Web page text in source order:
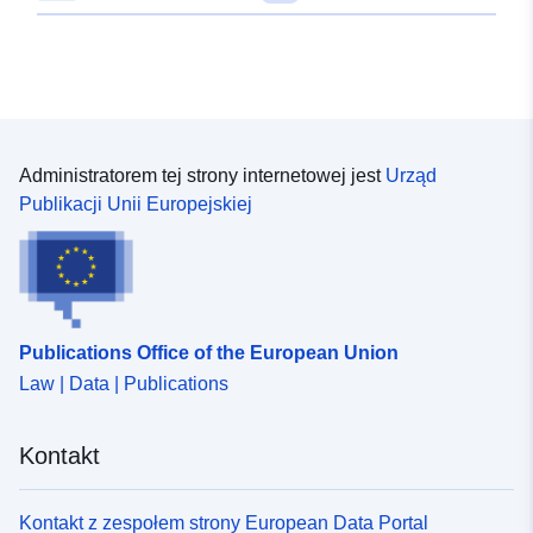
uchylenia przez PPR w odniesieniu do
zatem złożenie oświadczenia przed rozpoczęciem prac
przeciwieństwie do PPR, które stanowią zagrożenie,
biorąc pod uwagę podatność terytoriów na zagrożenia
PSS zmapował tak zwaną „średnią” powódź mniej niż
powódź referencyjna wykorzystana jako podstawa
rozwoju PPR (największa znana powódź odpowiadająca
najwyższym znanym wodom (PHEC), a w przypadku
powodzi niższej niż setna lata, ta ostatnia). Zgodnie z
art. L562-6 code de l’Environnement PSS ma być PPR
dekretem z dnia 10 grudnia 1976 r., jest służebnością
użyteczności publicznej i jest objęty służebnością PM1.
Zatapialne samoloty powierzchniowe (PSS) są
Administratorem tej strony internetowej jest Urząd
Publikacji Unii Europejskiej
Publications Office of the European Union
Law | Data | Publications
Kontakt
Kontakt z zespołem strony European Data Portal